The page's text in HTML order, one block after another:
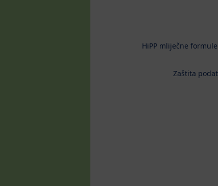
HiPP mliječne formule
Zaštita